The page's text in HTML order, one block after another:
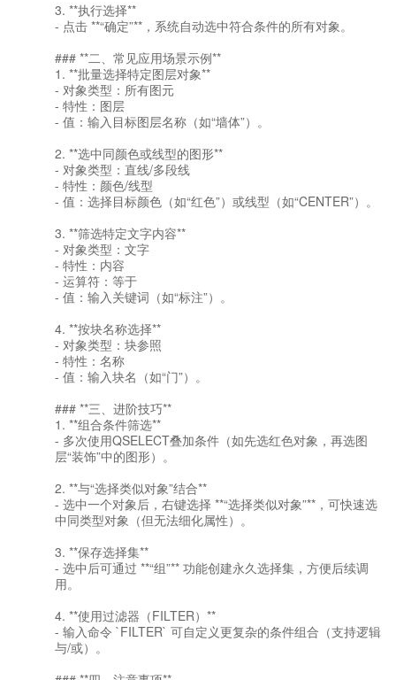
3. **执行选择**
- 点击 **“确定”**，系统自动选中符合条件的所有对象。
### **二、常见应用场景示例**
1. **批量选择特定图层对象**
- 对象类型：所有图元
- 特性：图层
- 值：输入目标图层名称（如“墙体”）。
2. **选中同颜色或线型的图形**
- 对象类型：直线/多段线
- 特性：颜色/线型
- 值：选择目标颜色（如“红色”）或线型（如“CENTER”）。
3. **筛选特定文字内容**
- 对象类型：文字
- 特性：内容
- 运算符：等于
- 值：输入关键词（如“标注”）。
4. **按块名称选择**
- 对象类型：块参照
- 特性：名称
- 值：输入块名（如“门”）。
### **三、进阶技巧**
1. **组合条件筛选**
- 多次使用QSELECT叠加条件（如先选红色对象，再选图
层“装饰”中的图形）。
2. **与“选择类似对象”结合**
- 选中一个对象后，右键选择 **“选择类似对象”**，可快速选
中同类型对象（但无法细化属性）。
3. **保存选择集**
- 选中后可通过 **“组”** 功能创建永久选择集，方便后续调
用。
4. **使用过滤器（FILTER）**
- 输入命令 `FILTER` 可自定义更复杂的条件组合（支持逻辑
与/或）。